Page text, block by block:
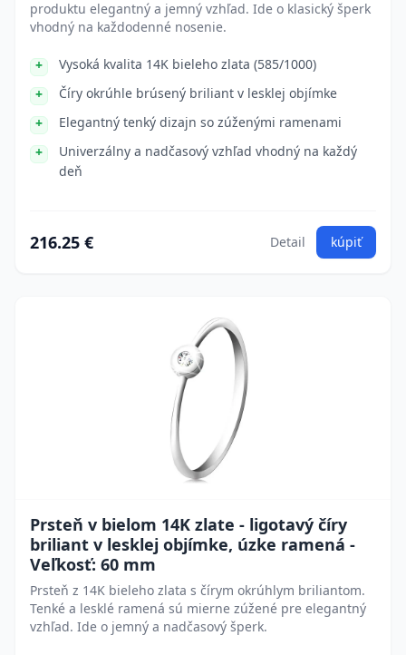
produktu elegantný a jemný vzhľad. Ide o klasický šperk
vhodný na každodenné nosenie.
Vysoká kvalita 14K bieleho zlata (585/1000)
Číry okrúhle brúsený briliant v lesklej objímke
Elegantný tenký dizajn so zúženými ramenami
Univerzálny a nadčasový vzhľad vhodný na každý
deň
216.25 € Detail kúpiť
Prsteň v bielom 14K zlate - ligotavý číry
briliant v lesklej objímke, úzke ramená -
Veľkosť: 60 mm
Prsteň z 14K bieleho zlata s čírym okrúhlym briliantom.
Tenké a lesklé ramená sú mierne zúžené pre elegantný
vzhľad. Ide o jemný a nadčasový šperk.